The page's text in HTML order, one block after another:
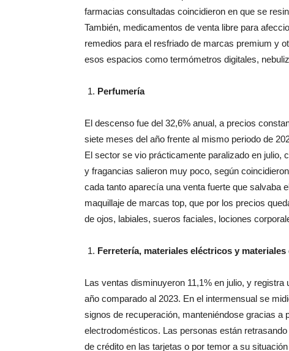
farmacias consultadas coincidieron en que se
También, medicamentos de venta libre para
remedios para el resfriado de marcas premium y
esos espacios como termómetros digitales,
Perfumería
El descenso fue del 32,6% anual, a precios
siete meses del año frente al mismo periodo de
El sector se vio prácticamente paralizado en julio,
y fragancias salieron muy poco, según
cada tanto aparecía una venta fuerte que salvaba
maquillaje de marcas top, que por los precios
de ojos, labiales, sueros faciales, lociones
Ferretería, materiales eléctricos y materiales
Las ventas disminuyeron 11,1% en julio, y
año comparado al 2023. En el intermensual se
signos de recuperación, manteniéndose gracias
electrodomésticos. Las personas están
de crédito en las tarjetas o por temor a su